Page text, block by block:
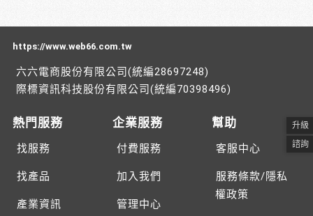
https://www.web66.com.tw
六六電商股份有限公司(統編28697248)
際標資訊科技股份有限公司(統編70398496)
熱門服務
找服務
找產品
產業資訊
企業服務
付費服務
加入我們
管理中心
幫助
客服中心
服務條款/隱私
權政策
升級
諮詢